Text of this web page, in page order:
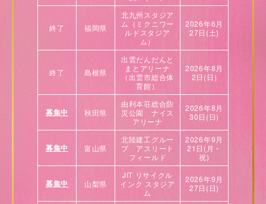
終了 福岡県
北九州スタジア
ム （ミクニワー
ルドスタジア
ム）
2026年6月
27日(土)
終了 島根県
出雲だんだんと
まとアリーナ
（出雲市総合体
育館）
2026年8月
2日(日)
募集中 秋田県
由利本荘総合防
災公園
ナイス
アリーナ
2026年8月
30日(日)
募集中 富山県
北陸建工グルー
プ アスリート
フィールド
2026年9月
21日(月・
祝)
募集中 山梨県
JIT リサイクル
インク スタジア
ム
2026年9月
27日(日)